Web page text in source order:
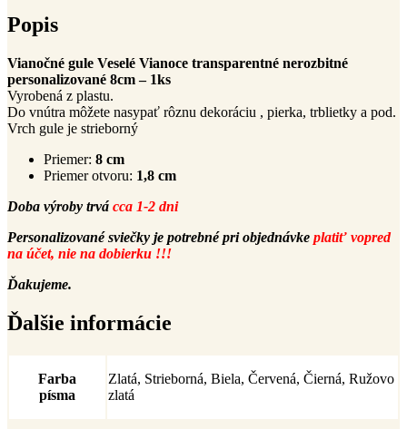
v
celku
Popis
Vianočné gule Veselé Vianoce transparentné nerozbitné
personalizované 8cm – 1ks
Vyrobená z plastu.
Do vnútra môžete nasypať rôznu dekoráciu , pierka, trblietky a pod.
Vrch gule je strieborný
Priemer: 8 cm
Priemer otvoru: 1,8 cm
Doba výroby trvá cca 1-2 dni
Personalizované sviečky je potrebné pri objednávke platiť vopred
na účet, nie na dobierku !!!
Ďakujeme.
Ďalšie informácie
Farba
písma
Zlatá, Strieborná, Biela, Červená, Čierná, Ružovo
zlatá